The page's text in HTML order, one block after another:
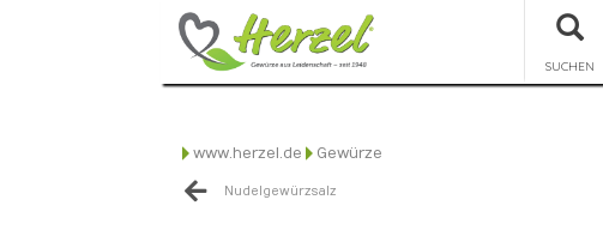
SUCHEN
www.herzel.de Gewürze
Nudelgewürzsalz